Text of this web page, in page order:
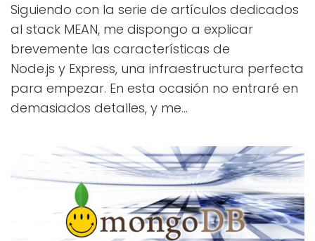
Siguiendo con la serie de artículos dedicados
al stack MEAN, me dispongo a explicar
brevemente las características de
Node.js y Express, una infraestructura perfecta
para empezar. En esta ocasión no entraré en
demasiados detalles, y me...